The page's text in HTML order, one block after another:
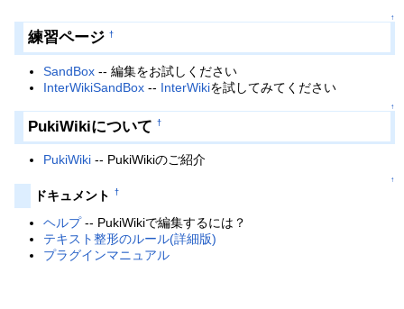
↑
練習ページ †
SandBox -- 編集をお試しください
InterWikiSandBox -- InterWikiを試してみてください
↑
PukiWikiについて †
PukiWiki -- PukiWikiのご紹介
↑
ドキュメント †
ヘルプ-- PukiWikiで編集するには？
テキスト整形のルール(詳細版)
プラグインマニュアル